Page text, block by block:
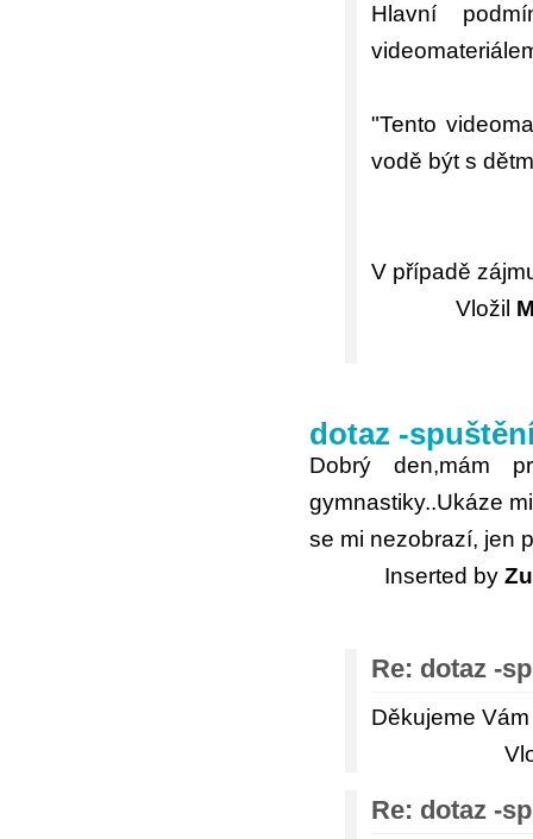
Hlavní
"Tento
vodě být s
V případě
Vložil
dotaz -
Dobrý den,mám
gymnastiky..Ukáze
se mi nezobrazí, jen
Inserted by
Re: dotaz -
Děkujeme
Re: dotaz -